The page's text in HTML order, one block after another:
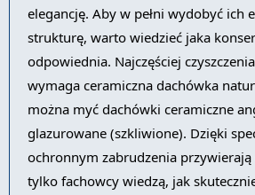
elegancję. Aby w pełni wydobyć ich
strukturę, warto wiedzieć jaka
odpowiednia. Najczęściej
wymaga ceramiczna dachówka
można myć dachówki ceramiczne
glazurowane (szkliwione). Dzięki
ochronnym zabrudzenia przywierają
tylko fachowcy wiedzą, jak